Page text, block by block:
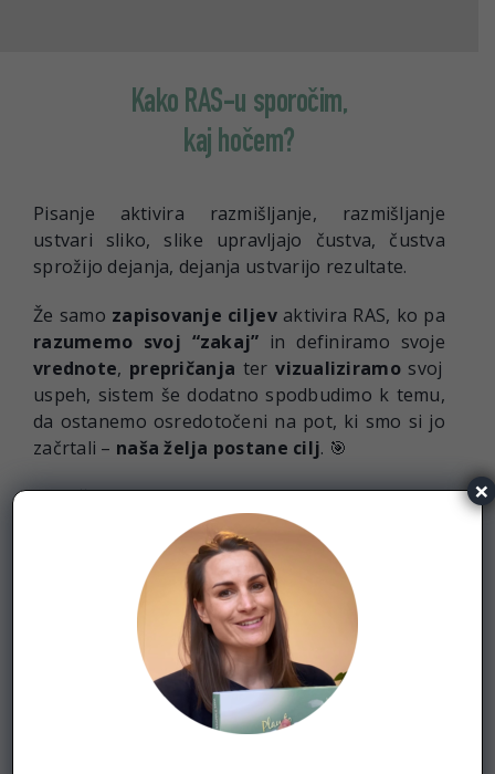
Kako RAS-u sporočim,
kaj hočem?
Pisanje aktivira razmišljanje, razmišljanje
ustvari sliko, slike upravljajo čustva, čustva
sprožijo dejanja, dejanja ustvarijo rezultate.
Že samo zapisovanje ciljevaktivira RAS, ko pa
razumemo svoj “zakaj” in definiramo svoje
vrednote, prepričanja tervizualiziramosvoj
uspeh, sistem še dodatno spodbudimo k temu,
da ostanemo osredotočeni na pot, ki smo si jo
začrtali – naša želja postane cilj. 🎯
Ko točno vemo, kaj moramo storiti, dobimo
občutek, da to zmoremo, kar posledično vpliva
na večjo samozavest in motivacijo.
Če uporabljamo te psihološke tehnike in
naredimo vse potrebne korake, si po nekaterih
raziskavah lahko…
… povečamo možnost za uresničitev ciljev
×